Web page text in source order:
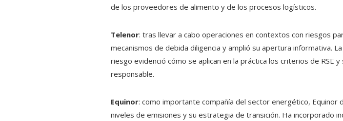
de los proveedores de alimento y de los procesos logísticos.
Telenor: tras llevar a cabo operaciones en contextos con riesgos
mecanismos de debida diligencia y amplió su apertura informativa.
riesgo evidenció cómo se aplican en la práctica los criterios de RSE
responsable.
Equinor: como importante compañía del sector energético,
niveles de emisiones y su estrategia de transición. Ha incorporado